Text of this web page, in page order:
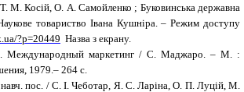
М. Косій, О. А. Самойленко ; Буковинська державна
товариство Івана Кушніра. – Режим доступу
?p=20449 Назва з екрану.
Международный маркетинг / С. Маджаро. – М. :
1979.– 264 с.
пос. / С. І. Чеботар, Я. С. Ларіна, О. П. Луцій, М.